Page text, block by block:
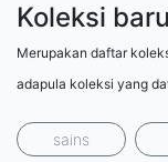
Koleksi
Merupakan daftar
adapula koleksi yang
sains